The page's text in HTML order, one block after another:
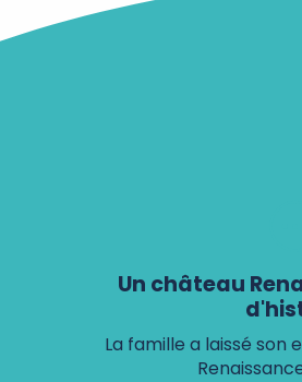
Un château
La famille a laissé son